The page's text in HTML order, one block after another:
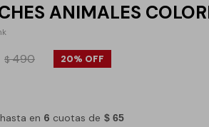
ANIMALES
$490 20
hasta en 6 cuotas de $ 65